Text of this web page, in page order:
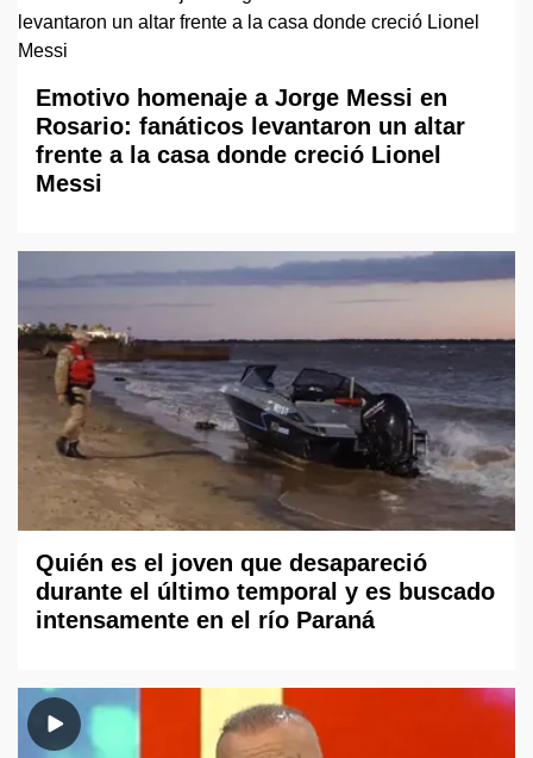
Emotivo homenaje a Jorge Messi en
Rosario: fanáticos levantaron un altar
frente a la casa donde creció Lionel
Messi
Quién es el joven que desapareció
durante el último temporal y es buscado
intensamente en el río Paraná